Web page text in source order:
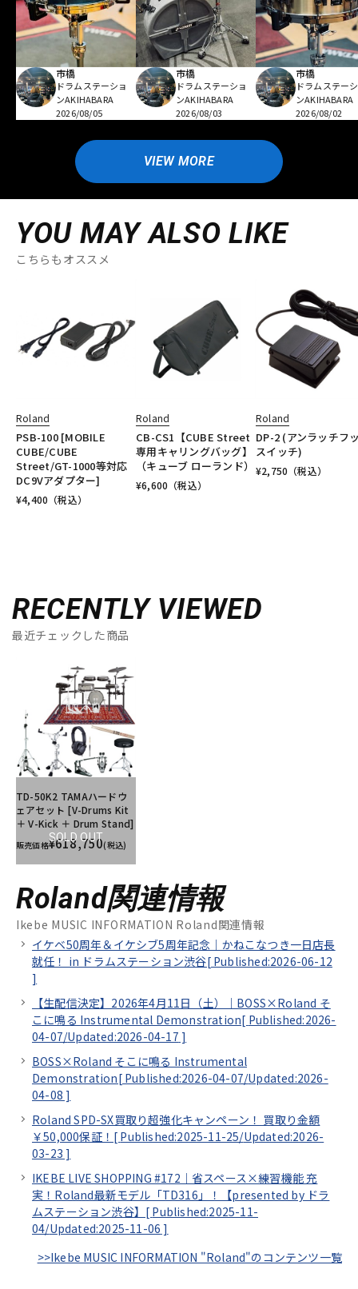
市橋
ドラムステーショ
ンAKIHABARA
2026/08/05
市橋
ドラムステーショ
ンAKIHABARA
2026/08/03
市橋
ドラムステー
ンAKIHABARA
2026/08/02
VIEW MORE
YOU MAY ALSO LIKE
こちらもオススメ
Roland
PSB-100 [MOBILE
CUBE/CUBE
Street/GT-1000等対応
DC9Vアダプター]
¥4,400 （税込）
Roland
CB-CS1【CUBE Street
専用キャリングバッグ】
（キューブ ローランド）
¥6,600 （税込）
Roland
DP-2 (アンラッチフ
スイッチ)
¥2,750 （税込）
RECENTLY VIEWED
最近チェックした商品
SOLD OUT
TD-50K2 TAMAハードウ
ェアセット [V-Drums Kit
＋ V-Kick ＋ Drum Stand]
販売価格¥618,750(税込)
Roland関連情報
Ikebe MUSIC INFORMATION Roland関連情報
イケベ50周年＆イケシブ5周年記念｜かねこなつき一日店長
就任！ in ドラムステーション渋谷[ Published:2026-06-12
]
【生配信決定】2026年4月11日（土）｜BOSS×Roland そ
こに鳴る Instrumental Demonstration[ Published:2026-
04-07/Updated:2026-04-17 ]
BOSS×Roland そこに鳴る Instrumental
Demonstration[ Published:2026-04-07/Updated:2026-
04-08 ]
Roland SPD-SX買取り超強化キャンペーン！ 買取り金額
￥50,000保証！[ Published:2025-11-25/Updated:2026-
03-23 ]
IKEBE LIVE SHOPPING #172｜省スペース×練習機能 充
実！Roland最新モデル「TD316」！【presented by ドラ
ムステーション渋谷】[ Published:2025-11-
04/Updated:2025-11-06 ]
>>Ikebe MUSIC INFORMATION "Roland"のコンテンツ一覧